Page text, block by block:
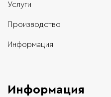
Услуги
Производство
Информация
Информация